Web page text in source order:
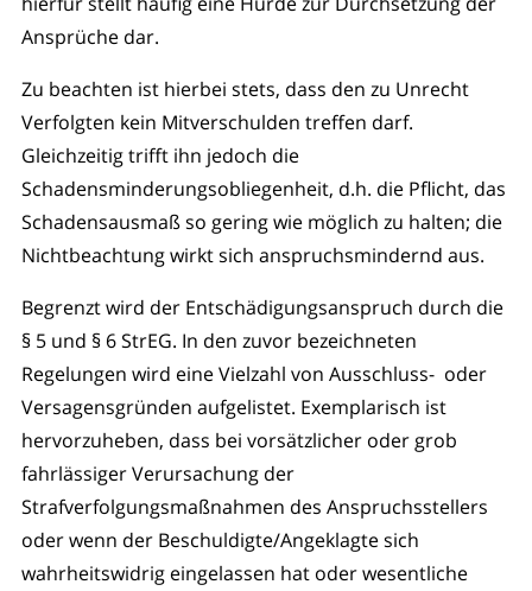
Ansprüche dar.
Zu beachten ist hierbei stets, dass den zu Unrecht
Verfolgten kein Mitverschulden treffen darf.
Gleichzeitig trifft ihn jedoch die
Schadensminderungsobliegenheit, d.h. die Pflicht, das
Schadensausmaß so gering wie möglich zu halten; die
Nichtbeachtung wirkt sich anspruchsmindernd aus.
Begrenzt wird der Entschädigungsanspruch durch die
§ 5 und § 6 StrEG. In den zuvor bezeichneten
Regelungen wird eine Vielzahl von Ausschluss- oder
Versagensgründen aufgelistet. Exemplarisch ist
hervorzuheben, dass bei vorsätzlicher oder grob
fahrlässiger Verursachung der
Strafverfolgungsmaßnahmen des Anspruchsstellers
oder wenn der Beschuldigte/Angeklagte sich
wahrheitswidrig eingelassen hat oder wesentliche